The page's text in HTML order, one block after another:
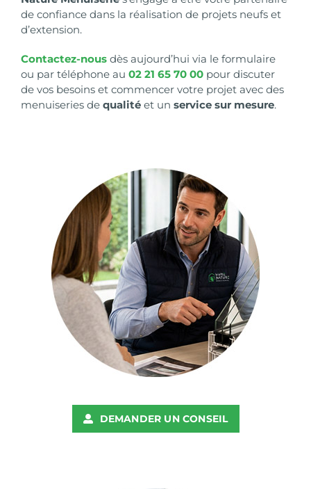
de confiance dans la réalisation de projets neufs et
d’extension.
Contactez-nousdès aujourd’hui via le formulaire
ou par téléphone au 02 21 65 70 00pour discuter
de vos besoins et commencer votre projet avec des
menuiseries de qualitéet un service sur mesure.
DEMANDER UN CONSEIL